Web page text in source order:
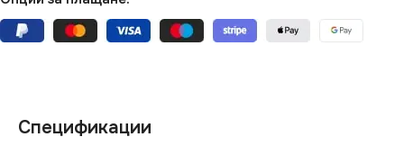
Спецификации